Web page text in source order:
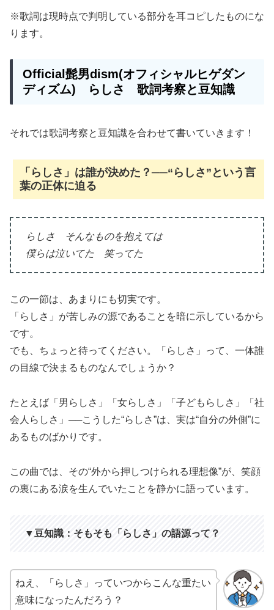
※歌詞は現時点で判明している部分を耳コピしたものにな
ります。
Official髭男dism(オフィシャルヒゲダン
ディズム) らしさ 歌詞考察と豆知識
それでは歌詞考察と豆知識を合わせて書いていきます！
「らしさ」は誰が決めた？──“らしさ”という言
葉の正体に迫る
らしさ そんなものを抱えては
僕らは泣いてた 笑ってた
この一節は、あまりにも切実です。
「らしさ」が苦しみの源であることを暗に示しているから
です。
でも、ちょっと待ってください。「らしさ」って、一体誰
の目線で決まるものなんでしょうか？
たとえば「男らしさ」「女らしさ」「子どもらしさ」「社
会人らしさ」──こうした“らしさ”は、実は“自分の外側”に
あるものばかりです。
この曲では、その“外から押しつけられる理想像”が、笑顔
の裏にある涙を生んでいたことを静かに語っています。
▼豆知識：そもそも「らしさ」の語源って？
ねえ、「らしさ」っていつからこんな重たい
意味になったんだろう？